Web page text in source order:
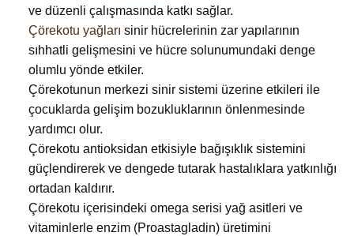
ve düzenli çalışmasında katkı sağlar.
Çörekotu yağları sinir hücrelerinin zar yapılarının
sıhhatli gelişmesini ve hücre solunumundaki denge
olumlu yönde etkiler.
Çörekotunun merkezi sinir sistemi üzerine etkileri ile
çocuklarda gelişim bozukluklarının önlenmesinde
yardımcı olur.
Çörekotu antioksidan etkisiyle bağışıklık sistemini
güçlendirerek ve dengede tutarak hastalıklara yatkınlığı
ortadan kaldırır.
Çörekotu içerisindeki omega serisi yağ asitleri ve
vitaminlerle enzim (Proastagladin) üretimini